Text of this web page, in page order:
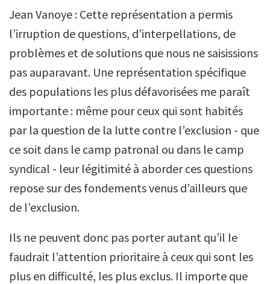
Jean Vanoye : Cette représentation a permis
l’irruption de questions, d’interpellations, de
problèmes et de solutions que nous ne saisissions
pas auparavant. Une représentation spécifique
des populations les plus défavorisées me paraît
importante : même pour ceux qui sont habités
par la question de la lutte contre l’exclusion - que
ce soit dans le camp patronal ou dans le camp
syndical - leur légitimité à aborder ces questions
repose sur des fondements venus d’ailleurs que
de l’exclusion.
Ils ne peuvent donc pas porter autant qu’il le
faudrait l’attention prioritaire à ceux qui sont les
plus en difficulté, les plus exclus. Il importe que